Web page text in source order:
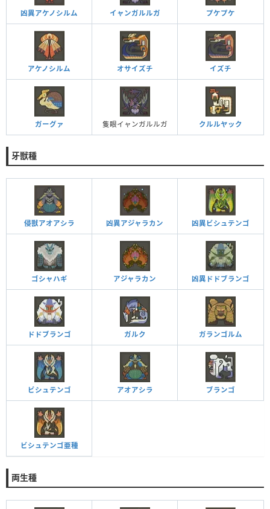
凶異アケノシルム イャンガルルガ プケプケ
アケノシルム オサイズチ イズチ
ガーグァ 隻眼イャンガルルガ クルルヤック
牙獣種
侵獣アオアシラ 凶異アジャラカン 凶異ビシュテンゴ
ゴシャハギ アジャラカン 凶異ドドブランゴ
ドドブランゴ ガルク ガランゴルム
ビシュテンゴ アオアシラ ブランゴ
ビシュテンゴ亜種
両生種